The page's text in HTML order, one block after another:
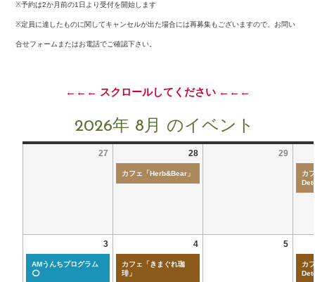
※予約は2か月前の1日より受付を開始します
※定員に達したものに関してキャンセルが出た場合には再募集もございますので、お問い
合せフォームまたはお電話でご確認下さい。
←←← スクロールしてください ←←←
2026年 8月 のイベント
27 28
カフェ「Herb&Bear」
29
カ
3
AMうんちプログラム
⭕
4
カフェ「きまぐれ珈
琲」
5
カ